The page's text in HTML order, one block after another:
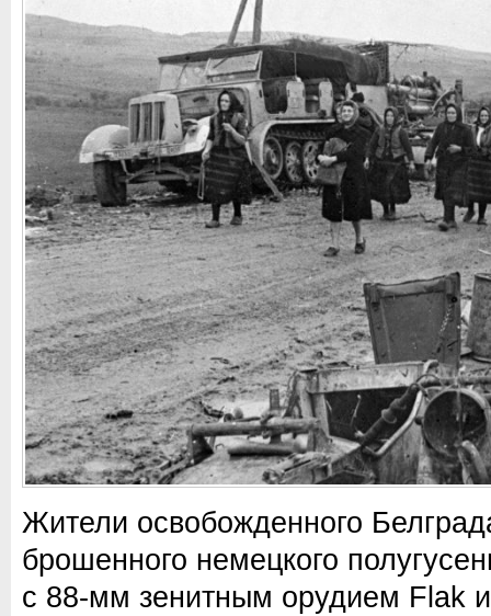
Жители освобожденного
брошенного немецкого
с 88-мм зенитным орудием Flak